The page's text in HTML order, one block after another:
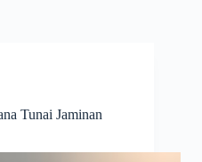
Tunai Jaminan